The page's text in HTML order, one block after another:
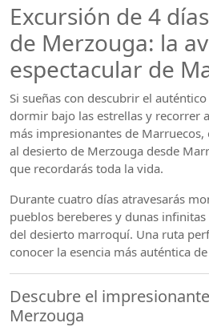
Excursión de 4
de Merzouga: la
espectacular de
Si sueñas con descubrir el
dormir bajo las estrellas y recorrer
más impresionantes de Marruecos,
al desierto de Merzouga desde
que recordarás toda la vida.
Durante cuatro días atravesarás
pueblos bereberes y dunas
del desierto marroquí. Una ruta
conocer la esencia más auténtica
Descubre el
Merzouga